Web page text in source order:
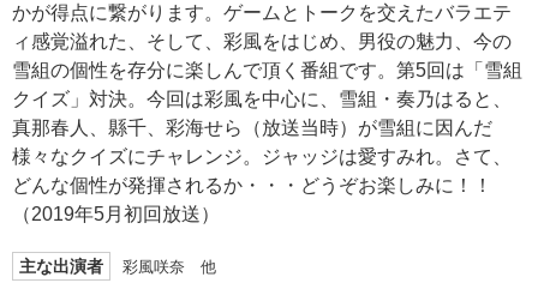
かが得点に繋がります。ゲームとトークを交えたバラエテ
ィ感覚溢れた、そして、彩風をはじめ、男役の魅力、今の
雪組の個性を存分に楽しんで頂く番組です。第5回は「雪組
クイズ」対決。今回は彩風を中心に、雪組・奏乃はると、
真那春人、縣千、彩海せら（放送当時）が雪組に因んだ
様々なクイズにチャレンジ。ジャッジは愛すみれ。さて、
どんな個性が発揮されるか・・・どうぞお楽しみに！！
（2019年5月初回放送）
主な出演者 彩風咲奈 他